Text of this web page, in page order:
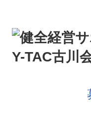
HOME
事務所のご案内